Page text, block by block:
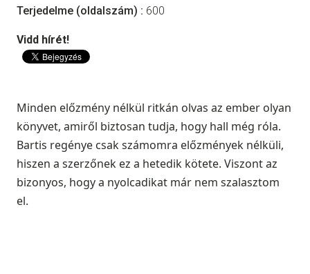
Terjedelme (oldalszám) : 600
Vidd hírét!
Minden előzmény nélkül ritkán olvas az ember olyan
könyvet, amiről biztosan tudja, hogy hall még róla.
Bartis regénye csak számomra előzmények nélküli,
hiszen a szerzőnek ez a hetedik kötete. Viszont az
bizonyos, hogy a nyolcadikat már nem szalasztom
el.